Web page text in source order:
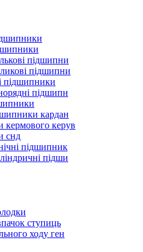
підшипни
підшипни
підшипники
підшипн
кардан
керув
снд
підшипник
підши
ступиць
ходу ген